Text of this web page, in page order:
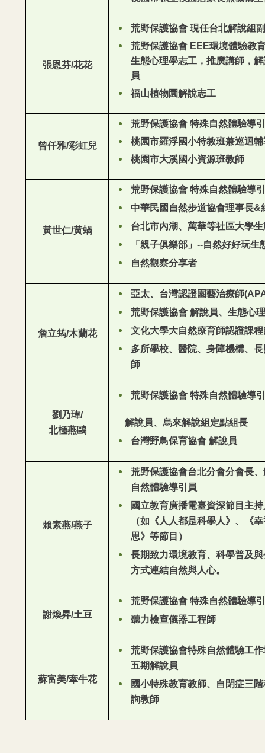
張恩芬/花花
荒野保護協會 現任台北解說組
荒野保護協會 EEE環境體驗教
生態心理學志工，推廣講師，
員
福山植物園解說志工
曾仟雅/彩虹兒
荒野保護協會 特殊自然體驗導
桃園市羅浮國小特教班兼巡迴
桃園市大溪國小資源班教師
黃世仁/黃蝸
荒野保護協會 特殊自然體驗導
中華民國自然步道協會理事長&
台北市內湖、萬華等社區大學
「親子俱樂部」--自然好好玩生
自然觀察分享者
詹立筠/木蘭花
亞太、台灣認證園藝治療師
荒野保護協會 解說員、生態心
文化大學大自然療育師認證課
多所學校、醫院、身障機構、
師
劉乃瑋/
北極燕鷗
荒野保護協會 特殊自然體驗導
解說員、烏來解說組定點組長
台灣野鳥保育協會 解說員
賴素燕/燕子
荒野保護協會台北分會分會長
自然體驗導引員
國立教育廣播電臺資深節目主
（如《人人都是科學人》、《
思》等節目）
長期致力環境教育、科學普及
方式連結自然與人心。
謝煥昇/土豆
荒野保護協會 特殊自然體驗導
聽力檢查儀器工程師
蘇富美/牽牛花
荒野保護協會特殊自然體驗工
五期解說員
國小特殊教育教師、自閉症三
詢教師